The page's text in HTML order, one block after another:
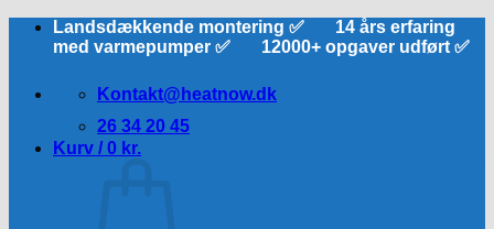
FortsætLandsdækkende montering ✅ 14 års erfaring
med varmepumper ✅ 12000+ opgaver udført ✅
Kontakt@heatnow.dk
26 34 20 45
Kurv / 0 kr.